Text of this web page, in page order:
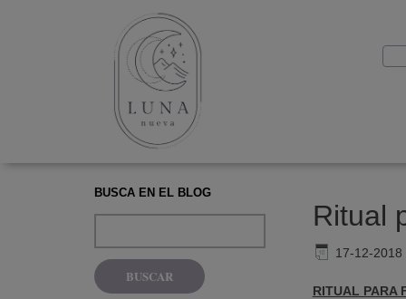
BUSCA EN EL BLOG
Ritual
17-12-2018
RITUAL PARA